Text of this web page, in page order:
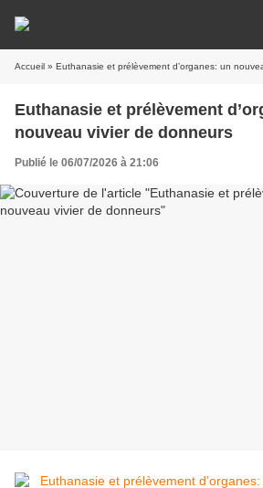
Accueil » Euthanasie et prélèvement d’organes: un
Euthanasie et prélèvement
nouveau vivier de donneurs
Publié le 06/07/2026 à 21:06